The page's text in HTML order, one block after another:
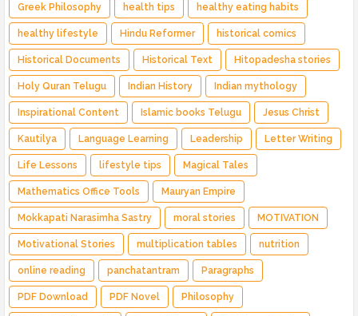
Greek Philosophy health tips healthy eating habits
healthy lifestyle Hindu Reformer historical comics
Historical Documents Historical Text Hitopadesha stories
Holy Quran Telugu Indian History Indian mythology
Inspirational Content Islamic books Telugu Jesus Christ
Kautilya Language Learning Leadership Letter Writing
Life Lessons lifestyle tips Magical Tales
Mathematics Office Tools Mauryan Empire
Mokkapati Narasimha Sastry moral stories MOTIVATION
Motivational Stories multiplication tables nutrition
online reading panchatantram Paragraphs
PDF Download PDF Novel Philosophy